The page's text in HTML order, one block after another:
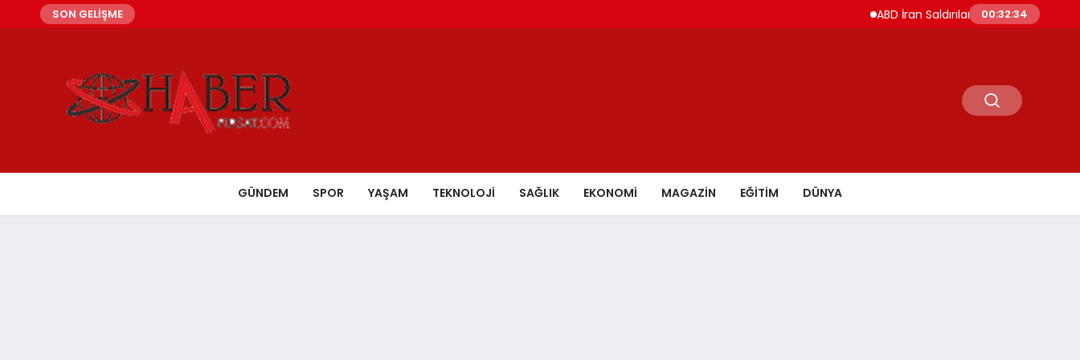
SON GELİŞME ABD İran Saldırılarını Askıya Aldı Hürmüz ve
00:32:35
GÜNDEM SPOR YAŞAM TEKNOLOJİ SAĞLIK EKONOMİ MAGAZİN EĞİTİM DÜNYA